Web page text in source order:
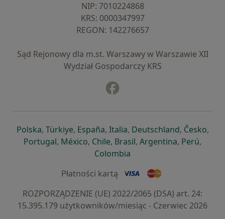
NIP: ⁠7010224868
KRS: ⁠0000347997
REGON: ⁠142276657
Sąd Rejonowy dla m.st. Warszawy w Warszawie XII
Wydział Gospodarczy KRS
Polskaotwiera się w nowej karcie
, Türkiyeotwiera się w nowej karcie
, Españaotwiera się w nowej karcie
, Italiaotwiera się w nowej
, Deutschlandotwiera się
, Česko,
Portugalotwiera się w nowej karcie
, Méxicootwiera się w nowej karcie
, Chileotwiera się w nowej karcie
, Brasilotwiera się w nowej
, Argentinaotwiera się
, Perú,
Colombia
Płatności kartą
ROZPORZĄDZENIE (UE) 2022/2065 (DSA) art. 24:
15.395.179 użytkowników/miesiąc - Czerwiec 2026